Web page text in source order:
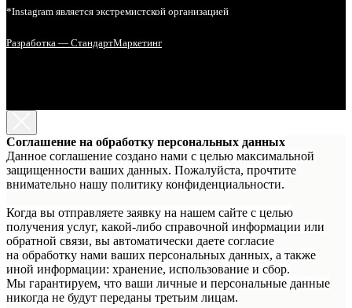
*Instagram является экстремистской организацией
Разработка — СтандартМаркетинг
Соглашение на обработку персональных данных
Данное соглашение создано нами с целью максимальной
защищенности ваших данных. Пожалуйста, прочтите
внимательно нашу политику конфиденциальности.
Когда вы отправляете заявку на нашем сайте с целью
получения услуг, какой-либо справочной информации или
обратной связи, вы автоматически даете согласие
на обработку нами ваших персональных данных, а также
иной информации: хранение, использование и сбор.
Мы гарантируем, что ваши личные и персональные данные
никогда не будут переданы третьим лицам.